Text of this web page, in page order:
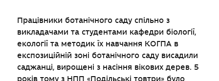
Працівники ботанічного саду спільно з
викладачами та студентами кафедри біології,
екології та методик їх навчання КОГПА в
експозиційній зоні ботанічного саду висадили
саджанці, вирощені з насіння вікових дерев. 5
років тому з НПП «Подільські товтри» було